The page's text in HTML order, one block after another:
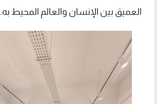
العميق بين الإنسان والعالم المحيط به.